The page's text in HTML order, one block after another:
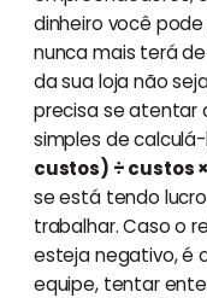
dinheiro você
nunca mais terá
da sua loja não
precisa se atentar
simples de
custos) ÷ custos
se está tendo
trabalhar. Caso o
esteja negativo, é
equipe, tentar